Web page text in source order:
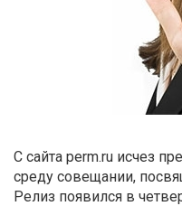
С сайта perm.ru исчез
среду совещании,
Релиз появился в